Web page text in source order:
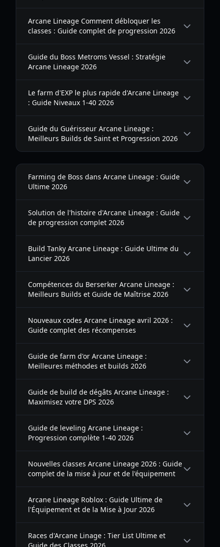
Arcane Lineage Comment débloquer les
classes : Guide complet de progression 2026
Guide du Boss Metroms Vessel : Stratégie
Arcane Lineage 2026
Le farm d'EXP le plus rapide d'Arcane Lineage
: Guide Niveaux 1-40 2026
Guide du Guérisseur Arcane Lineage :
Meilleurs Builds de Saint et Progression 2026
Farming de Boss dans Arcane Lineage : Guide
Ultime 2026
Solution de l'histoire d'Arcane Lineage : Guide
de progression complet 2026
Build Tanky Arcane Lineage : Guide Ultime du
Lancier 2026
Compétences du Berserker Arcane Lineage :
Meilleurs Builds et Guide de Maîtrise 2026
Nouveaux codes Arcane Lineage avril 2026 :
Guide complet des récompenses
Guide de farm d'or Arcane Lineage :
Meilleures méthodes et builds 2026
Guide de build de dégâts Arcane Lineage :
Maximisez votre DPS 2026
Guide de leveling Arcane Lineage :
Progression complète 1-40 2026
Nouvelles classes Arcane Lineage 2026 : Guide
complet de la mise à jour et de l'équipement
Arcane Lineage Roblox : Guide Ultime de
l'Équipement et de la Mise à Jour 2026
Races d'Arcane Linage : Tier List Ultime et